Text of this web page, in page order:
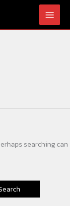
searching can